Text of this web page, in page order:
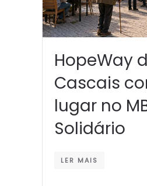
HopeWay
Cascais
lugar no
Solidário
LER MAIS